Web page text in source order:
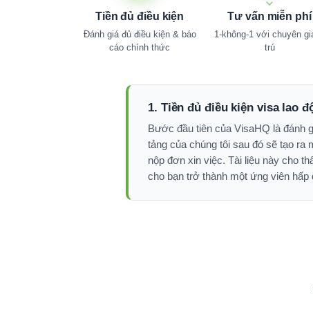
Tiền đủ điều kiện
Đánh giá đủ điều kiện & báo
cáo chính thức
Tư vấn miễn phí
1-không-1 với chuyên
trú
1. Tiền đủ điều kiện visa lao
Bước đầu tiên của VisaHQ là đánh
tảng của chúng tôi sau đó sẽ tạo ra
nộp đơn xin việc. Tài liệu này cho
cho bạn trở thành một ứng viên hấp